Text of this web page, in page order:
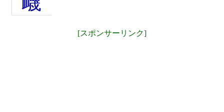
[スポンサーリンク]